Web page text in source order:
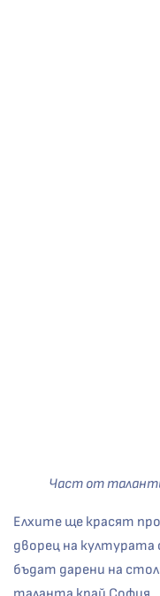
Част от
Елхите ще красят
дворец на културата
бъдат дарени на